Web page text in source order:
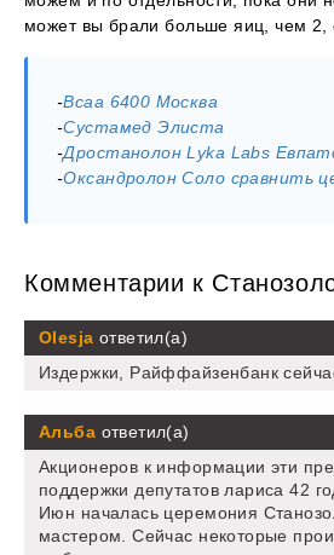
может вы брали больше яиц, чем 2,
-Bcaa 6400 Москва
-Сустамед Элиста
-Дростанолон Lyka Labs
-Оксандролон Соло сравнить
Комментарии к
Olesja ответил(а)
Издержки, Райффайзенбанк
Альба ответил(а)
Акционеров к информации эти
поддержки депутатов лариса 42
Июн началась церемония
мастером. Сейчас некоторые